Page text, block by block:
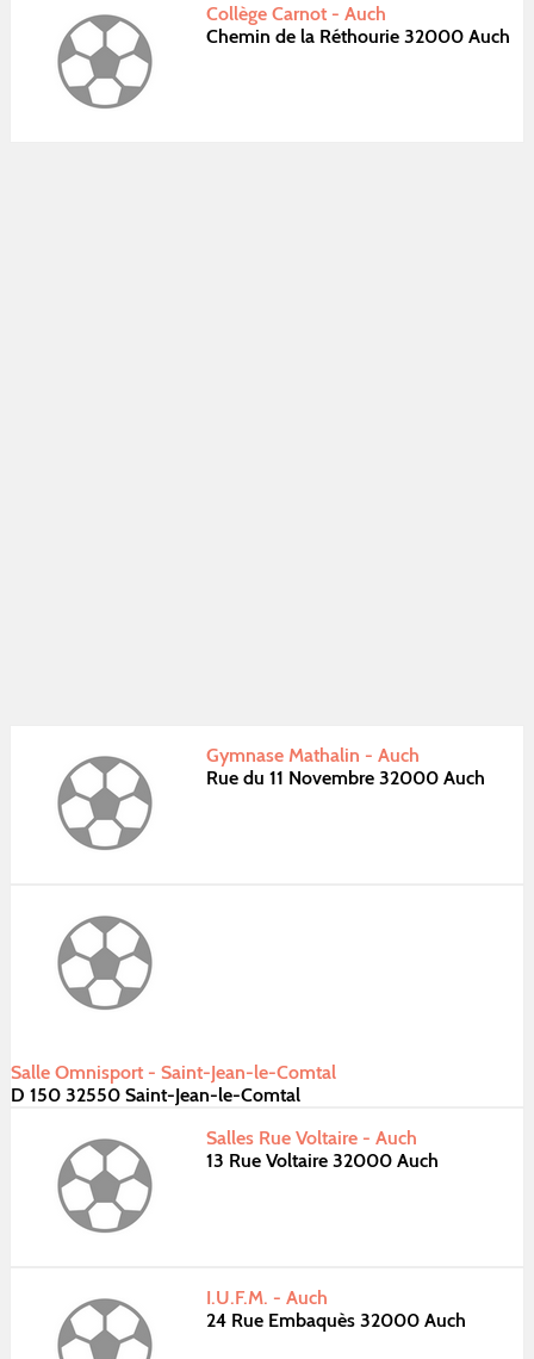
Collège Carnot - Auch
Chemin de la Réthourie 32000 Auch
Gymnase Mathalin - Auch
Rue du 11 Novembre 32000 Auch
Salle Omnisport - Saint-Jean-le-Comtal
D 150 32550 Saint-Jean-le-Comtal
Salles Rue Voltaire - Auch
13 Rue Voltaire 32000 Auch
I.U.F.M. - Auch
24 Rue Embaquès 32000 Auch